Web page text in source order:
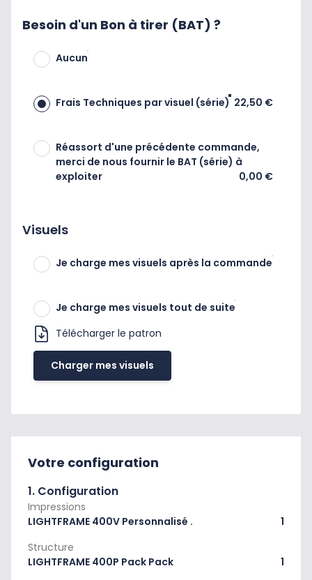
Besoin d'un Bon à tirer (BAT) ?
Aucun
Frais Techniques par visuel (série) 22,50 €
Réassort d'une précédente commande,
merci de nous fournir le BAT (série) à
exploiter
0,00 €
Visuels
Je charge mes visuels après la commande
Je charge mes visuels tout de suite
Télécharger le patron
Charger mes visuels
Votre configuration
1. Configuration
Impressions
LIGHTFRAME 400V Personnalisé .
1
Structure
LIGHTFRAME 400P Pack Pack
1